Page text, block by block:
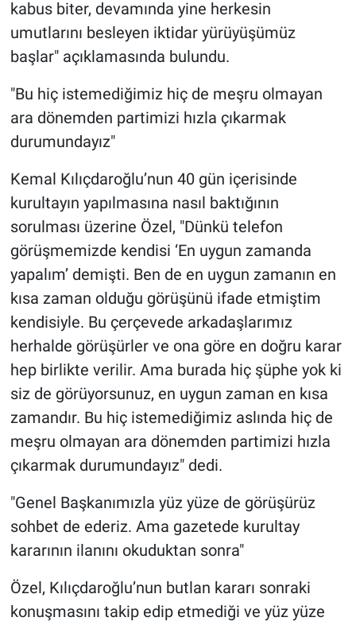
kabus biter, devamında yine herkesin
umutlarını besleyen iktidar yürüyüşümüz
başlar" açıklamasında bulundu.
"Bu hiç istemediğimiz hiç de meşru olmayan
ara dönemden partimizi hızla çıkarmak
durumundayız"
Kemal Kılıçdaroğlu’nun 40 gün içerisinde
kurultayın yapılmasına nasıl baktığının
sorulması üzerine Özel, "Dünkü telefon
görüşmemizde kendisi ‘En uygun zamanda
yapalım’ demişti. Ben de en uygun zamanın en
kısa zaman olduğu görüşünü ifade etmiştim
kendisiyle. Bu çerçevede arkadaşlarımız
herhalde görüşürler ve ona göre en doğru karar
hep birlikte verilir. Ama burada hiç şüphe yok ki
siz de görüyorsunuz, en uygun zaman en kısa
zamandır. Bu hiç istemediğimiz aslında hiç de
meşru olmayan ara dönemden partimizi hızla
çıkarmak durumundayız" dedi.
"Genel Başkanımızla yüz yüze de görüşürüz
sohbet de ederiz. Ama gazetede kurultay
kararının ilanını okuduktan sonra"
Özel, Kılıçdaroğlu’nun butlan kararı sonraki
konuşmasını takip edip etmediği ve yüz yüze